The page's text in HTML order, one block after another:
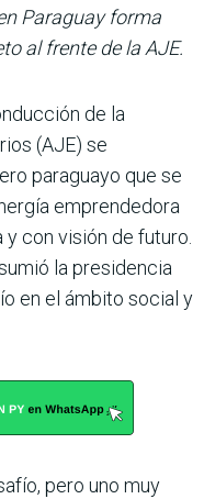
Paraguay forma
al frente de la AJE.
de la
(AJE) se
paraguayo que se
emprendedora
con visión de futuro.
la presidencia
en el ámbito social y
pero uno muy